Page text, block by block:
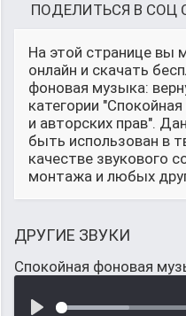
ПОДЕЛИТЬСЯ В СОЦ
На этой странице вы
онлайн и скачать
фоновая музыка:
категории
и авторских прав".
быть использован в
качестве звукового
монтажа и любых
ДРУГИЕ ЗВУКИ
Спокойная фоновая